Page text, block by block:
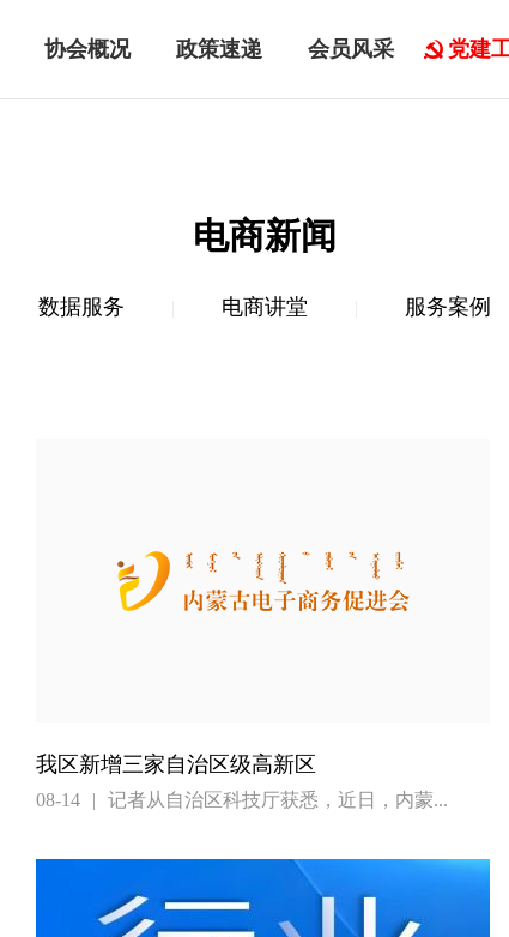
协会概况 政策速递 会员风采 党建
电商新闻
数据服务 电商讲堂 服务案例
我区新增三家自治区级高新区
08-14 | 记者从自治区科技厅获悉，近日，内蒙...